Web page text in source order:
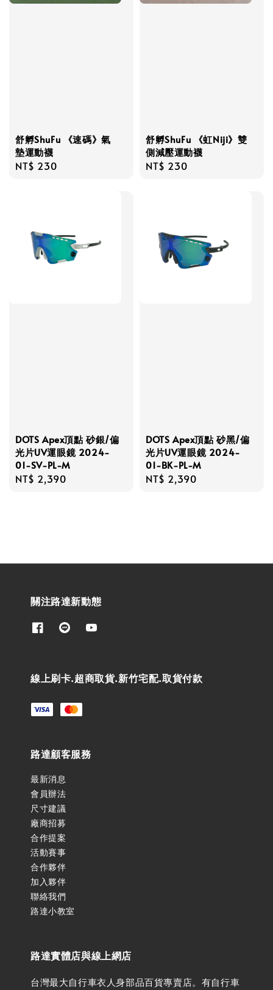
舒孵ShuFu 《速碼》氣
墊運動襪
Regular
NT$ 230
舒孵ShuFu 《虹Niji》雙
側減壓運動襪
Regular
NT$ 230
DOTS Apex頂點 砂銀/偏
光片UV運眼鏡 2024-
01-SV-PL-M
Regular
NT$ 2,390
DOTS Apex頂點 砂黑/偏
光片UV運眼鏡 2024-
01-BK-PL-M
Regular
NT$ 2,390
關注路達新動態
線上刷卡.超商取貨.新竹宅配.取貨付款
路達顧客服務
最新消息
會員辦法
尺寸建議
廠商招募
合作提案
活動賽事
合作夥伴
加入夥伴
聯絡我們
路達小教室
路達實體店與線上網店
台灣最大自行車衣人身部品百貨專賣店。有自行車